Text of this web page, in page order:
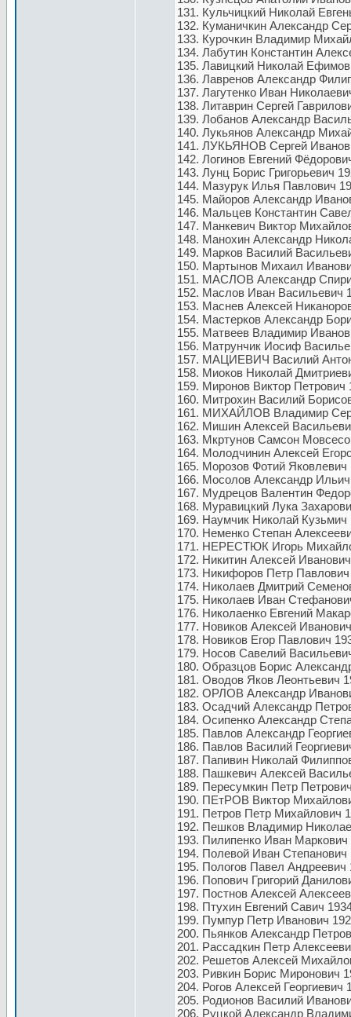
131. Кульчицкий Николай
132. Куманичкин Александр
133. Курочкин Владимир
134. Лабутин Константин
135. Лавицкий Николай
136. Лавренов Александр
137. Лагутенко Иван
138. Литаврин Сергей
139. Лобанов Александр
140. Лукьянов Александр
141. ЛУКЬЯНОВ Сергей
142. Логинов Евгений
143. Лунц Борис Григорьевич
144. Мазурук Илья Павлович
145. Майоров Александр
146. Мальцев Константин
147. Манкевич Виктор
148. Манохин Александр
149. Марков Василий
150. Мартынов Михаил
151. МАСЛОВ Александр
152. Маслов Иван Васильевич
153. Маснев Алексей
154. Мастерков Александр
155. Матвеев Владимир
156. Матрунчик Иосиф
157. МАЦИЕВИЧ Василий
158. Миоков Николай
159. Миронов Виктор Петрович
160. Митрохин Василий
161. МИХАЙЛОВ Владимир
162. Мишин Алексей
163. Мкртунов Самсон
164. Молодчинин Алексей
165. Морозов Фотий Яковлевич
166. Мосолов Александр
167. Мудрецов Валентин
168. Муравицкий Лука
169. Наумчик Николай Кузьмич
170. Неменко Степан
171. НЕРЕСТЮК Игорь
172. Никитин Алексей
173. Никифоров Петр Павлович
174. Николаев Дмитрий
175. Николаев Иван
176. Николаенко Евгений
177. Новиков Алексей
178. Новиков Егор Павлович
179. Носов Савелий
180. Образцов Борис
181. Оводов Яков Леонтьевич
182. ОРЛОВ Александр
183. Осадчий Александр
184. Осипенко Александр
185. Павлов Александр
186. Павлов Василий
187. Папивин Николай
188. Пашкевич Алексей
189. Пересумкин Петр
190. ПЕтРОВ Виктор
191. Петров Петр Михайлович
192. Пешков Владимир
193. Пилипенко Иван Маркович
194. Полевой Иван Степанович
195. Пологов Павел Андреевич
196. Попович Григорий
197. Постнов Алексей
198. Птухин Евгений Савич
199. Пумпур Петр Иванович
200. Пьянков Александр
201. Рассадкин Петр
202. Решетов Алексей
203. Ривкин Борис Миронович
204. Рогов Алексей Георгиевич
205. Родионов Василий
206. Руцкой Александр